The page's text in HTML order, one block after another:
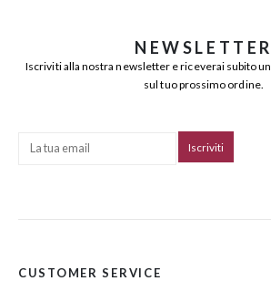
NEWSLETTER
Iscriviti alla nostra newsletter e riceverai subito un
sul tuo prossimo ordine.
CUSTOMER SERVICE